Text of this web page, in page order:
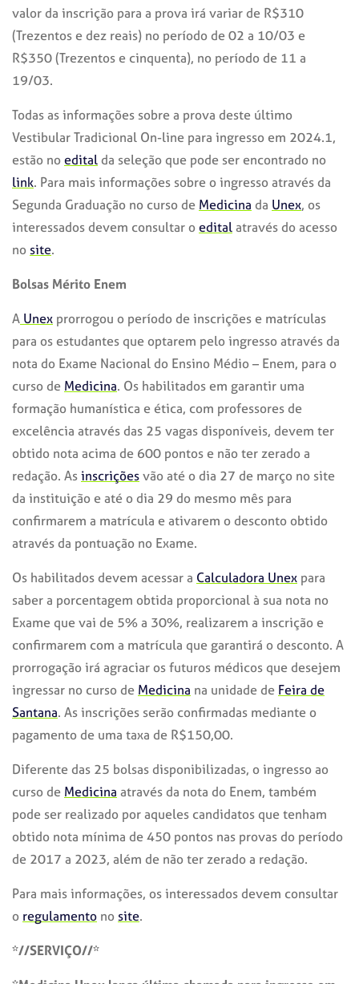
valor da inscrição para a prova irá variar de R$310
(Trezentos e dez reais) no período de 02 a 10/03 e
R$350 (Trezentos e cinquenta), no período de 11 a
19/03.
Todas as informações sobre a prova deste último
Vestibular Tradicional On-line para ingresso em 2024.1,
estão noeditalda seleção que pode ser encontrado no
link. Para mais informações sobre o ingresso através da
Segunda Graduação no curso de Medicina da Unex, os
interessados devem consultar oeditalatravés do acesso
nosite.
Bolsas Mérito Enem
A Unex prorrogou o período de inscrições e matrículas
para os estudantes que optarem pelo ingresso através da
nota do Exame Nacional do Ensino Médio – Enem, para o
curso de Medicina. Os habilitados em garantir uma
formação humanística e ética, com professores de
excelência através das 25 vagas disponíveis, devem ter
obtido nota acima de 600 pontos e não ter zerado a
redação. Asinscriçõesvão até o dia 27 de março no site
da instituição e até o dia 29 do mesmo mês para
confirmarem a matrícula e ativarem o desconto obtido
através da pontuação no Exame.
Os habilitados devem acessar a Calculadora Unex para
saber a porcentagem obtida proporcional à sua nota no
Exame que vai de 5% a 30%, realizarem a inscrição e
confirmarem com a matrícula que garantirá o desconto. A
prorrogação irá agraciar os futuros médicos que desejem
ingressar no curso de Medicina na unidade de Feira de
Santana. As inscrições serão confirmadas mediante o
pagamento de uma taxa de R$150,00.
Diferente das 25 bolsas disponibilizadas, o ingresso ao
curso de Medicina através da nota do Enem, também
pode ser realizado por aqueles candidatos que tenham
obtido nota mínima de 450 pontos nas provas do período
de 2017 a 2023, além de não ter zerado a redação.
Para mais informações, os interessados devem consultar
o regulamento nosite.
*//SERVIÇO//*